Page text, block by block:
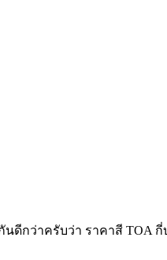
กว่าครับว่า ราคาสี TOA